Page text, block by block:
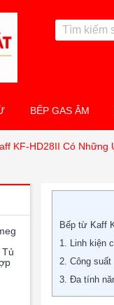
BẾP GAS ÂM
KF-HD28II Có Những
Bếp từ Kaff
1. Linh kiện
2. Công suất
3. Đa tính